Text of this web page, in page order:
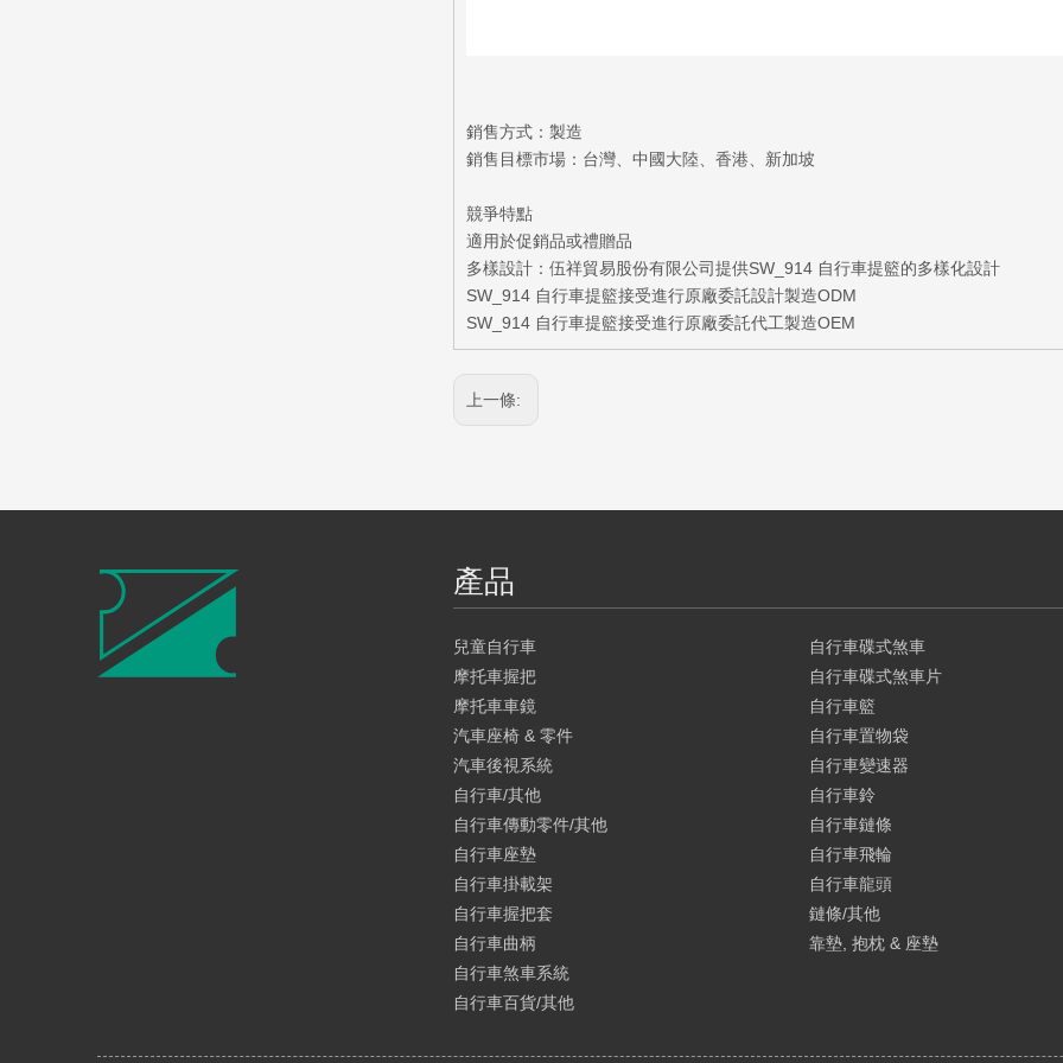
銷售方式：製造
銷售目標市場：台灣、中國大陸、香港、新加坡
競爭特點
適用於促銷品或禮贈品
多樣設計：伍祥貿易股份有限公司提供SW_914 自行車提籃的多樣化設計
SW_914 自行車提籃接受進行原廠委託設計製造ODM
SW_914 自行車提籃接受進行原廠委託代工製造OEM
上一條:
產品
兒童自行車
摩托車握把
摩托車車鏡
汽車座椅 & 零件
汽車後視系統
自行車/其他
自行車傳動零件/其他
自行車座墊
自行車掛載架
自行車握把套
自行車曲柄
自行車煞車系統
自行車百貨/其他
自行車碟式煞車
自行車碟式煞車片
自行車籃
自行車置物袋
自行車變速器
自行車鈴
自行車鏈條
自行車飛輪
自行車龍頭
鏈條/其他
靠墊, 抱枕 & 座墊